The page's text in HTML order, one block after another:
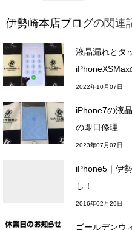
伊勢崎本店ブログの関連
液晶漏れとタ
iPhoneXSMax
2022年10月07日
iPhone7の液
の即日修理
2023年07月07日
iPhone5｜伊
し！
2016年02月29日
ゴールデンウ